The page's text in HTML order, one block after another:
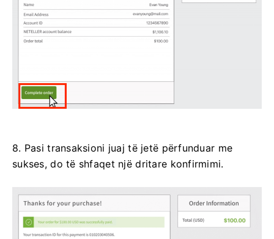
8. Pasi transaksioni juaj të jetë përfunduar me
sukses, do të shfaqet një dritare konfirmimi.